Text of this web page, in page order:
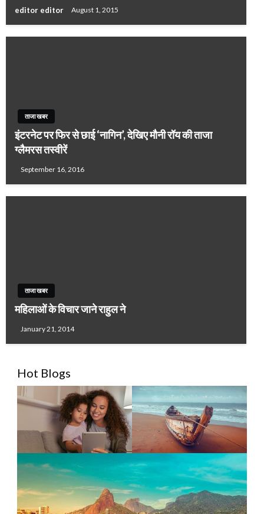
editor editor August 1, 2015
ताजा खबर
इंटरनेट पर फिर से छाई ‘नागिन’, देखिए मौनी रॉय की ताजा
ग्लैमरस तस्वीरें
September 16, 2016
ताजा खबर
महिलाओं के विचार जाने राहुल ने
January 21, 2014
Hot Blogs